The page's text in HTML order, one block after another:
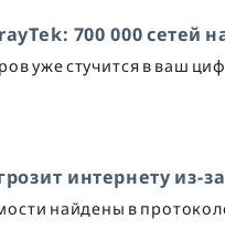
700 000 сетей
уже стучится в ваш
интернету из-
найдены в